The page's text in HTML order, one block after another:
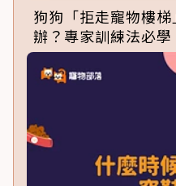
狗狗「拒走寵物樓
辦？專家訓練法必學